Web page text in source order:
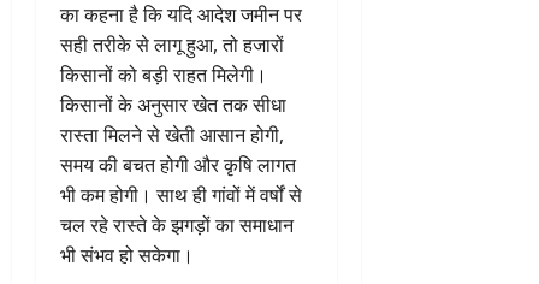
का कहना है कि यदि आदेश जमीन पर
सही तरीके से लागू हुआ, तो हजारों
किसानों को बड़ी राहत मिलेगी।
किसानों के अनुसार खेत तक सीधा
रास्ता मिलने से खेती आसान होगी,
समय की बचत होगी और कृषि लागत
भी कम होगी। साथ ही गांवों में वर्षों से
चल रहे रास्ते के झगड़ों का समाधान
भी संभव हो सकेगा।